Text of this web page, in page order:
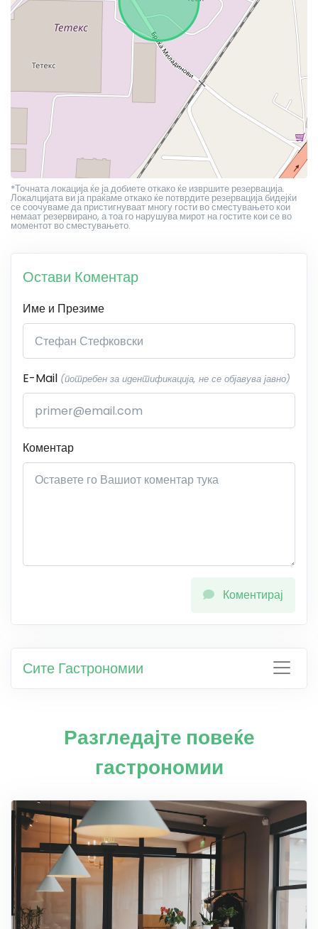
*Точната локација ќе ја добиете откако ќе извршите резервација.
Локалцијата ви ја праќаме откако ќе потврдите резервација бидејќи
се соочуваме да пристигнуваат многу гости во сместувањето кои
немаат резервирано, а тоа го нарушува мирот на гостите кои се во
моментот во сместувањето.
Остави Коментар
Име и Презиме
E-Mail (потребен за идентификација, не се објавува јавно)
Коментар
Коментирај
Сите Гастрономии
Разгледајте повеќе
гастрономии